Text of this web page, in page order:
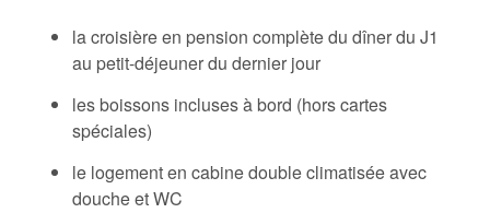
la croisière en pension complète du dîner du J1
au petit-déjeuner du dernier jour
les boissons incluses à bord (hors cartes
spéciales)
le logement en cabine double climatisée avec
douche et WC